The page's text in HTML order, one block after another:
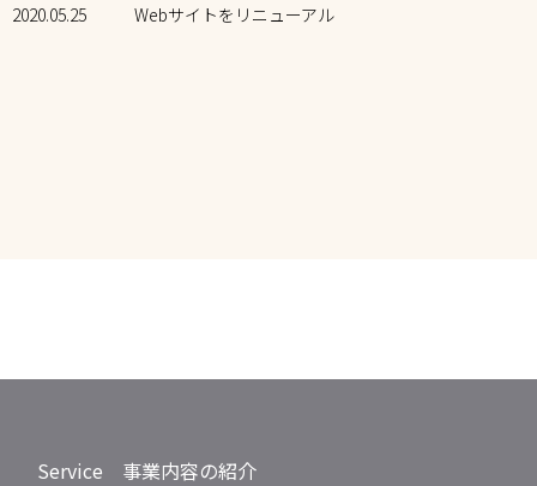
2020.05.25 Webサイトをリニューアル
Service 事業内容の紹介